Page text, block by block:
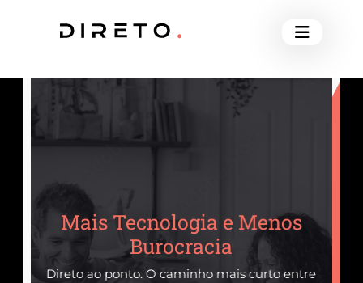
Mais Tecnologia e Menos
Burocracia
Direto ao ponto. O caminho mais curto entre